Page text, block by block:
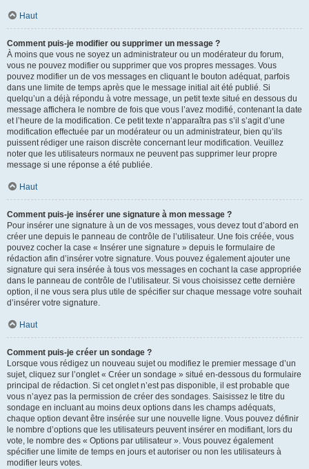
Haut
Comment puis-je modifier ou supprimer un message ?
À moins que vous ne soyez un administrateur ou un modérateur du forum,
vous ne pouvez modifier ou supprimer que vos propres messages. Vous
pouvez modifier un de vos messages en cliquant le bouton adéquat, parfois
dans une limite de temps après que le message initial ait été publié. Si
quelqu’un a déjà répondu à votre message, un petit texte situé en dessous du
message affichera le nombre de fois que vous l’avez modifié, contenant la date
et l’heure de la modification. Ce petit texte n’apparaîtra pas s’il s’agit d’une
modification effectuée par un modérateur ou un administrateur, bien qu’ils
puissent rédiger une raison discrète concernant leur modification. Veuillez
noter que les utilisateurs normaux ne peuvent pas supprimer leur propre
message si une réponse a été publiée.
Haut
Comment puis-je insérer une signature à mon message ?
Pour insérer une signature à un de vos messages, vous devez tout d’abord en
créer une depuis le panneau de contrôle de l’utilisateur. Une fois créée, vous
pouvez cocher la case « Insérer une signature » depuis le formulaire de
rédaction afin d’insérer votre signature. Vous pouvez également ajouter une
signature qui sera insérée à tous vos messages en cochant la case appropriée
dans le panneau de contrôle de l’utilisateur. Si vous choisissez cette dernière
option, il ne vous sera plus utile de spécifier sur chaque message votre souhait
d’insérer votre signature.
Haut
Comment puis-je créer un sondage ?
Lorsque vous rédigez un nouveau sujet ou modifiez le premier message d’un
sujet, cliquez sur l’onglet « Créer un sondage » situé en-dessous du formulaire
principal de rédaction. Si cet onglet n’est pas disponible, il est probable que
vous n’ayez pas la permission de créer des sondages. Saisissez le titre du
sondage en incluant au moins deux options dans les champs adéquats,
chaque option devant être insérée sur une nouvelle ligne. Vous pouvez définir
le nombre d’options que les utilisateurs peuvent insérer en modifiant, lors du
vote, le nombre des « Options par utilisateur ». Vous pouvez également
spécifier une limite de temps en jours et autoriser ou non les utilisateurs à
modifier leurs votes.